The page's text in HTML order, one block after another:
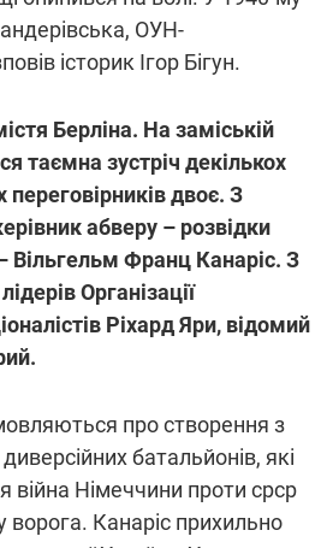
ОУН-
історик Ігор Бігун.
Берліна. На заміській
таємна зустріч декількох
двоє. З
абверу – розвідки
Вільгельм Франц Канаріс. З
Організації
Ріхард Яри, відомий
про створення з
батальйонів, які
війна Німеччини проти срср
ворога. Канаріс прихильно